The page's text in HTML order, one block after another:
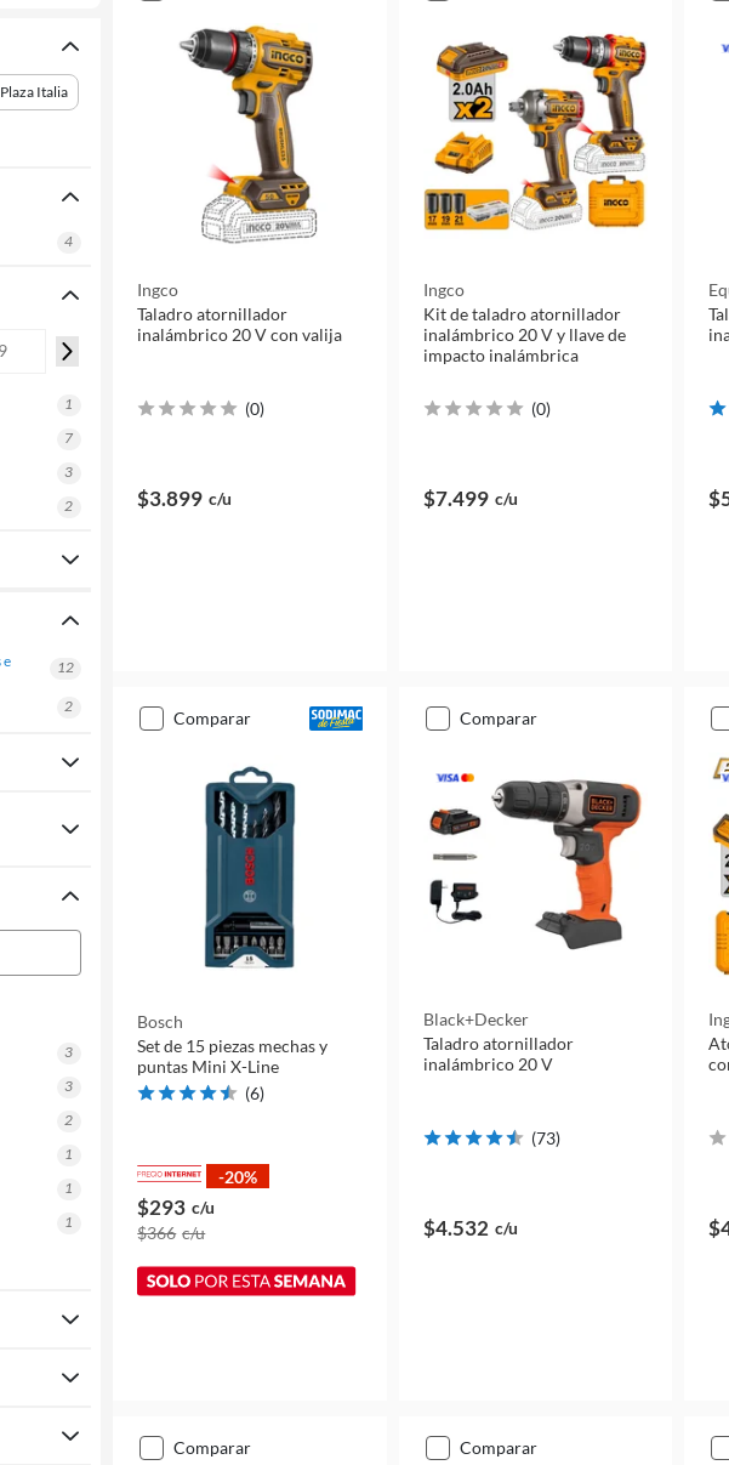
Plaza Italia
4
1
7
3
2
12
2
3
3
2
1
1
1
Ingco
Taladro atornillador
inalámbrico 20 V con valija
(0)
$3.899 c/u
Ingco
Kit de taladro atornillador
inalámbrico 20 V y llave de
impacto inalámbrica
(0)
$7.499 c/u
comparar
Bosch
Set de 15 piezas mechas y
puntas Mini X-Line
(6)
-20%
$293 c/u
$366 c/u
comparar
Black+decker
Taladro atornillador
inalámbrico 20 V
(73)
$4.532 c/u
comparar comparar